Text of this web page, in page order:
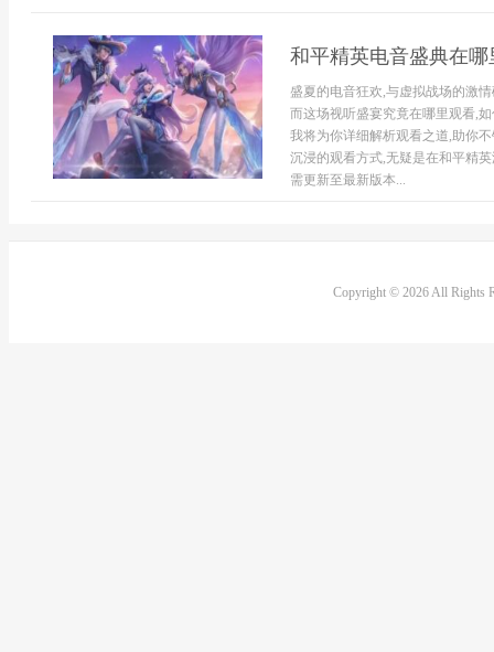
和平精英电音盛典在
盛夏的电音狂欢,与虚拟战场的激
而这场视听盛宴究竟在哪里观看,
我将为你详细解析观看之道,助你
沉浸的观看方式,无疑是在和平精
需更新至最新版本...
Copyright © 2026 All Rights